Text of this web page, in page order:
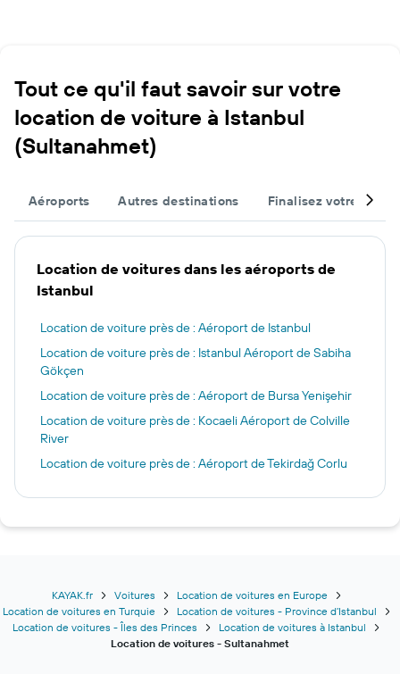
Tout ce qu'il faut savoir sur votre
location de voiture à Istanbul
(Sultanahmet)
Aéroports Autres destinations Finalisez votre
Location de voitures dans les aéroports de
Istanbul
Location de voiture près de : Aéroport de Istanbul
Location de voiture près de : Istanbul Aéroport de Sabiha
Gökçen
Location de voiture près de : Aéroport de Bursa Yenişehir
Location de voiture près de : Kocaeli Aéroport de Colville
River
Location de voiture près de : Aéroport de Tekirdağ Corlu
KAYAK.fr Voitures
Location de voitures en Europe
Location de voitures en Turquie
Location de voitures - Province d’Istanbul
Location de voitures - Îles des Princes
Location de voitures à Istanbul
Location de voitures - Sultanahmet